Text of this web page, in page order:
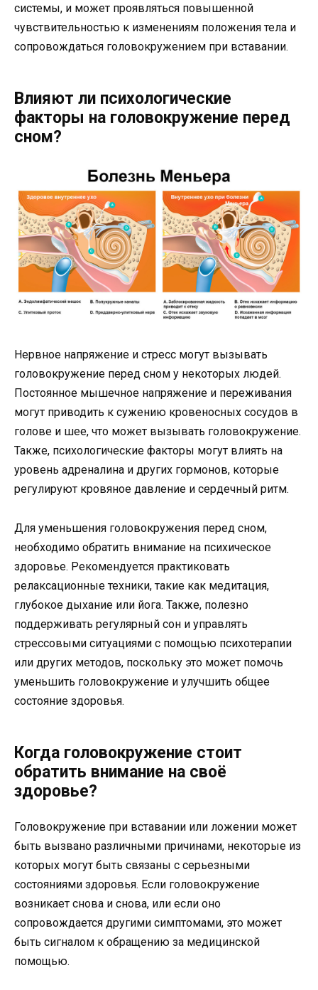
системы, и может проявляться повышенной
чувствительностью к изменениям положения тела и
сопровождаться головокружением при вставании.
Влияют ли психологические
факторы на головокружение перед
сном?
Нервное напряжение и стресс могут вызывать
головокружение перед сном у некоторых людей.
Постоянное мышечное напряжение и переживания
могут приводить к сужению кровеносных сосудов в
голове и шее, что может вызывать головокружение.
Также, психологические факторы могут влиять на
уровень адреналина и других гормонов, которые
регулируют кровяное давление и сердечный ритм.
Для уменьшения головокружения перед сном,
необходимо обратить внимание на психическое
здоровье. Рекомендуется практиковать
релаксационные техники, такие как медитация,
глубокое дыхание или йога. Также, полезно
поддерживать регулярный сон и управлять
стрессовыми ситуациями с помощью психотерапии
или других методов, поскольку это может помочь
уменьшить головокружение и улучшить общее
состояние здоровья.
Когда головокружение стоит
обратить внимание на своё
здоровье?
Головокружение при вставании или ложении может
быть вызвано различными причинами, некоторые из
которых могут быть связаны с серьезными
состояниями здоровья. Если головокружение
возникает снова и снова, или если оно
сопровождается другими симптомами, это может
быть сигналом к обращению за медицинской
помощью.